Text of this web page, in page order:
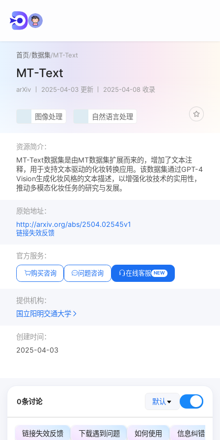
首页/数据集/MT-Text
MT-Text
arXiv 2025-04-03 更新 2025-04-08 收录
图像处理 自然语言处理
资源简介：
MT-Text数据集是由MT数据集扩展而来的，增加了文本注
释，用于支持文本驱动的化妆转换应用。该数据集通过GPT-4
Vision生成化妆风格的文本描述，以增强化妆技术的实用性，
推动多模态化妆任务的研究与发展。
原始地址：
http://arxiv.org/abs/2504.02545v1
链接失效反馈
官方服务：
购买咨询 问题咨询 在线客服 NEW
提供机构：
国立阳明交通大学
创建时间：
2025-04-03
0条讨论 默认
链接失效反馈 下载遇到问题 如何使用 信息纠错